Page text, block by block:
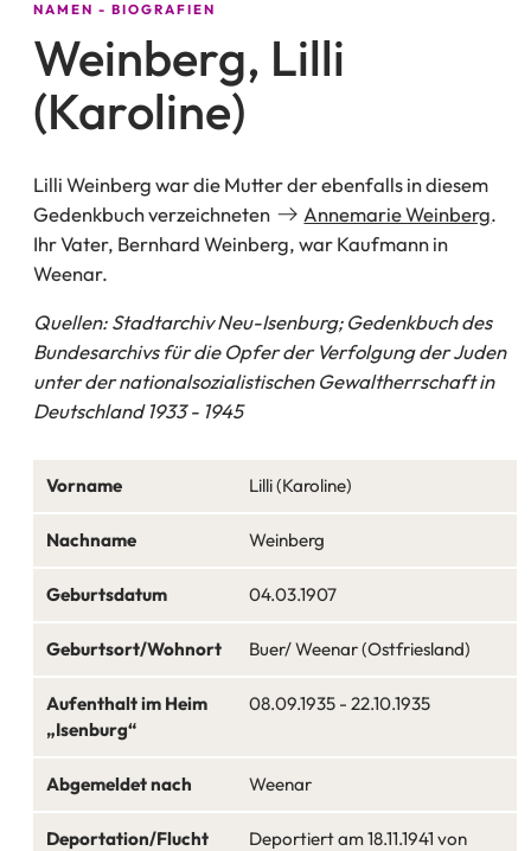
NAMEN - BIOGRAFIEN
Weinberg, Lilli
(Karoline)
Lilli Weinberg war die Mutter der ebenfalls in diesem
Gedenkbuch verzeichneten
Annemarie Weinberg.
Ihr Vater, Bernhard Weinberg, war Kaufmann in
Weenar.
Quellen: Stadtarchiv Neu-Isenburg; Gedenkbuch des
Bundesarchivs für die Opfer der Verfolgung der Juden
unter der nationalsozialistischen Gewaltherrschaft in
Deutschland 1933 - 1945
Vorname Lilli (Karoline)
Nachname Weinberg
Geburtsdatum 04.03.1907
Geburtsort/Wohnort Buer/ Weenar (Ostfriesland)
Aufenthalt im Heim
„Isenburg“
08.09.1935 - 22.10.1935
Abgemeldet nach Weenar
Deportation/Flucht
Deportiert am 18.11.1941 von